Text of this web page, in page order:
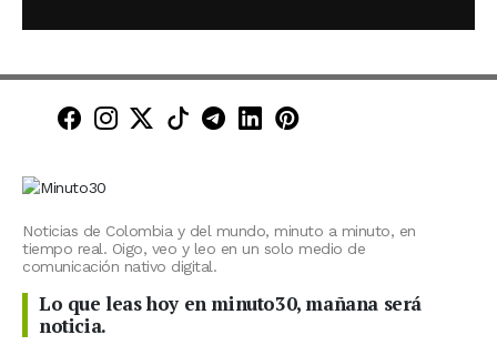
Minuto30 en Facebook
Minuto30 en Instagram
Minuto30 en X (Twitter)
Minuto30 en TikTok
Canal de Minuto30 en
Minuto30 en LinkedIn
Minuto30 en
Noticias de Colombia y del mundo, minuto a minuto, en
tiempo real. Oigo, veo y leo en un solo medio de
comunicación nativo digital.
Lo que leas hoy en minuto30, mañana será
noticia.